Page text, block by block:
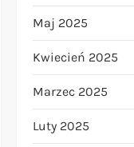
Maj 2025
Kwiecień 2025
Marzec 2025
Luty 2025